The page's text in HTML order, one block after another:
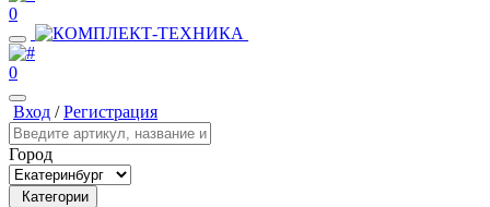
0
0
Вход /Регистрация
Город
Категории